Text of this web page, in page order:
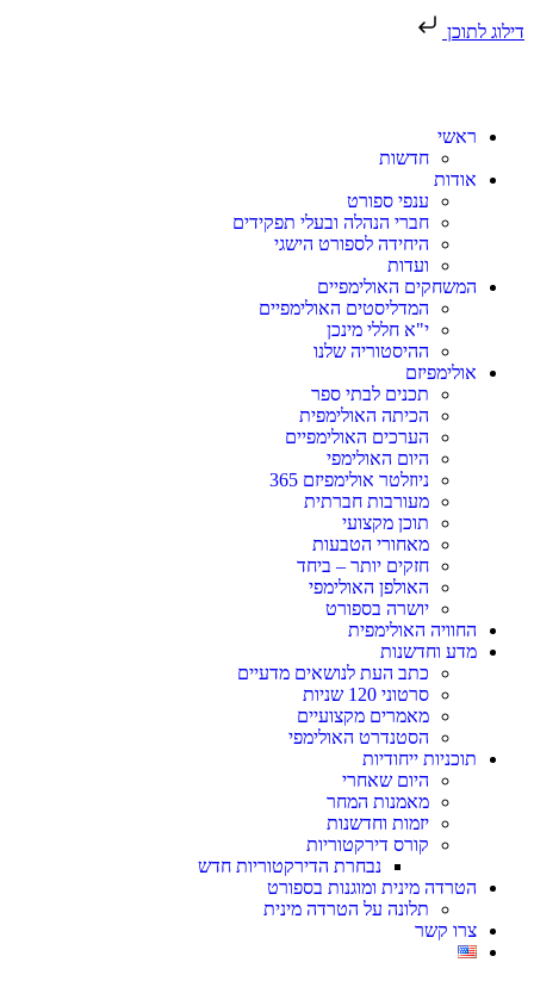
דילוג לתוכן
ראשי
חדשות
אודות
ענפי ספורט
חברי הנהלה ובעלי תפקידים
היחידה לספורט הישגי
ועדות
המשחקים האולימפיים
המדליסטים האולימפיים
י"א חללי מינכן
ההיסטוריה שלנו
אולימפיזם
תכנים לבתי ספר
הכיתה האולימפית
הערכים האולימפיים
היום האולימפי
ניוזלטר אולימפיזם 365
מעורבות חברתית
תוכן מקצועי
מאחורי הטבעות
חזקים יותר – ביחד
האולפן האולימפי
יושרה בספורט
החוויה האולימפית
מדע וחדשנות
כתב העת לנושאים מדעיים
סרטוני 120 שניות
מאמרים מקצועיים
הסטנדרט האולימפי
תוכניות ייחודיות
היום שאחרי
מאמנות המחר
יזמות וחדשנות
קורס דירקטוריות
נבחרת הדירקטוריות חדש
הטרדה מינית ומוגנות בספורט
תלונה על הטרדה מינית
צרו קשר